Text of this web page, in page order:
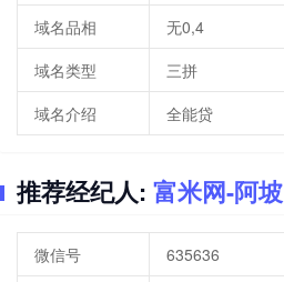
域名品相
无0,4
域名类型
三拼
域名介绍
全能贷
推荐经纪人: 富米网-阿坡
微信号 635636